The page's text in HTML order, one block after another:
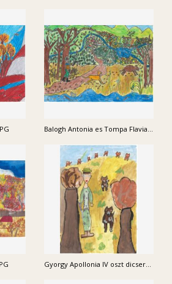
Balogh Antonia es Tompa Flavia IV oszt. dicseret.JPG
Gyorgy Apollonia IV oszt dicseret.JPG